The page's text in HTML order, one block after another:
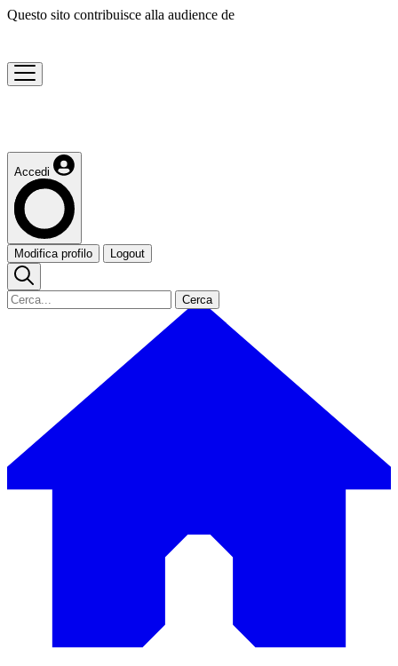
Questo sito contribuisce alla audience de
Accedi
Modifica profilo Logout
Cerca